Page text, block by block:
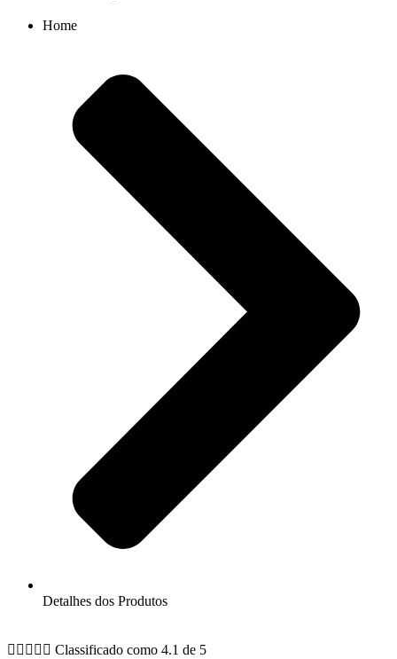
Home
Detalhes dos Produtos
     Classificado como 4.1 de 5